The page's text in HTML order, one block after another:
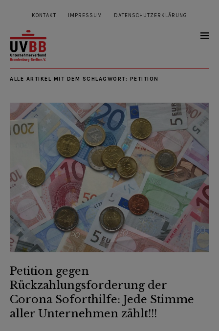
KONTAKT IMPRESSUM DATENSCHUTZERKLÄRUNG
ALLE ARTIKEL MIT DEM SCHLAGWORT: PETITION
Petition gegen
Rückzahlungsforderung der
Corona Soforthilfe: Jede Stimme
aller Unternehmen zählt!!!